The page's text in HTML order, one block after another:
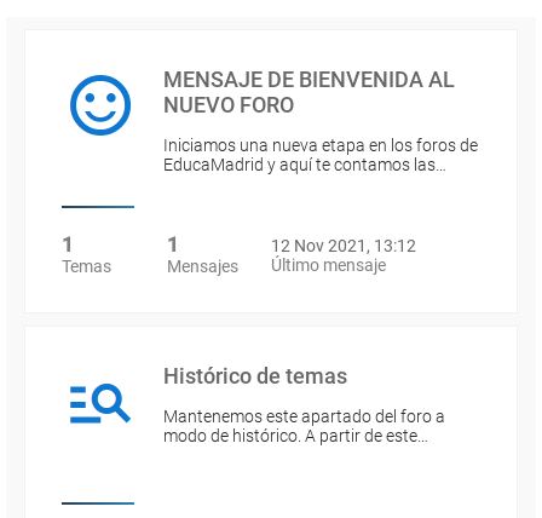
MENSAJE DE BIENVENIDA AL
NUEVO FORO
Iniciamos una nueva etapa en los foros de
EducaMadrid y aquí te contamos las…
1
Temas
1
Mensajes
12 Nov 2021, 13:12
Último mensaje
Histórico de temas
Mantenemos este apartado del foro a
modo de histórico. A partir de este…